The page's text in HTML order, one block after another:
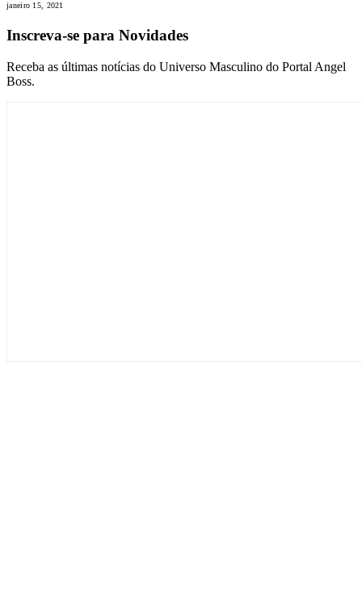
janeiro 15, 2021
Inscreva-se para Novidades
Receba as últimas notícias do Universo Masculino do Portal Angel
Boss.